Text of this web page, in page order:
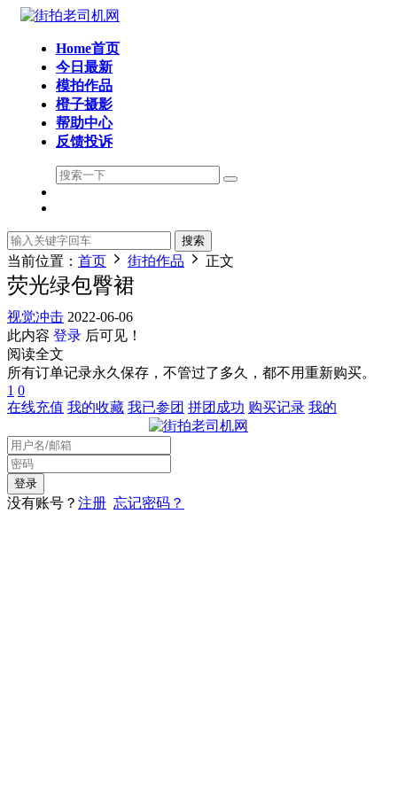
Home首页
今日最新
模拍作品
橙子摄影
帮助中心
反馈投诉
搜索
当前位置： 首页 街拍作品 正文
荧光绿包臀裙
视觉冲击 2022-06-06
此内容 登录 后可见！
阅读全文
所有订单记录永久保存，不管过了多久，都不用重新购买。
1 0
在线充值 我的收藏 我已参团 拼团成功 购买记录 我的
没有账号？ 注册 忘记密码？